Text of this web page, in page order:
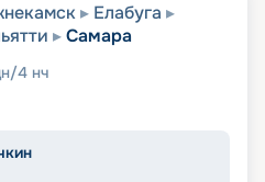
Елабуга
Самара
/4 нч